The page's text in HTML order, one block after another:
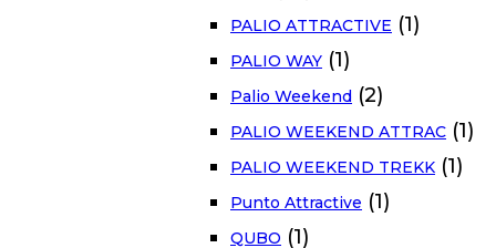
PALIO ATTRACTIVE (1)
PALIO WAY (1)
Palio Weekend (2)
PALIO WEEKEND ATTRAC (1)
PALIO WEEKEND TREKK (1)
Punto Attractive (1)
QUBO (1)